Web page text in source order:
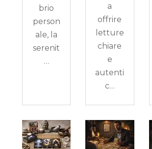
brio
person
ale, la
serenit
…
a
offrire
letture
chiare
e
autenti
c…